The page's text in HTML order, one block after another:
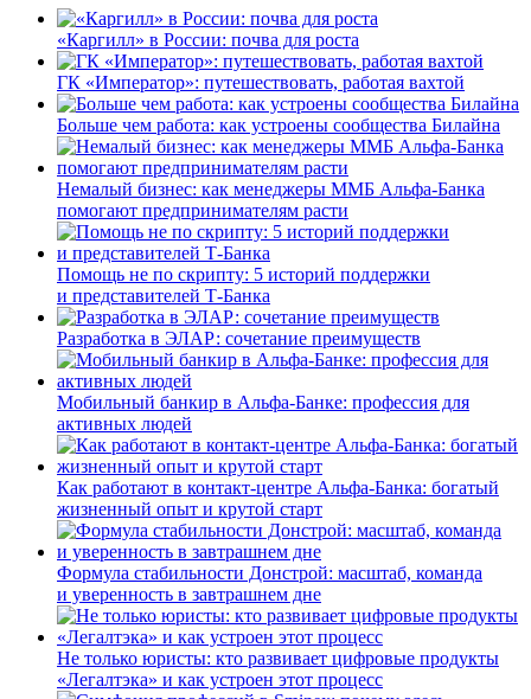
«Каргилл» в России: почва для роста
ГК «Император»: путешествовать, работая вахтой
Больше чем работа: как устроены сообщества Билайна
Немалый бизнес: как менеджеры ММБ Альфа-Банка
помогают предпринимателям расти
Помощь не по скрипту: 5 историй поддержки
и представителей Т-Банка
Разработка в ЭЛАР: сочетание преимуществ
Мобильный банкир в Альфа-Банке: профессия для
активных людей
Как работают в контакт-центре Альфа-Банка: богатый
жизненный опыт и крутой старт
Формула стабильности Донстрой: масштаб, команда
и уверенность в завтрашнем дне
Не только юристы: кто развивает цифровые продукты
«Легалтэка» и как устроен этот процесс